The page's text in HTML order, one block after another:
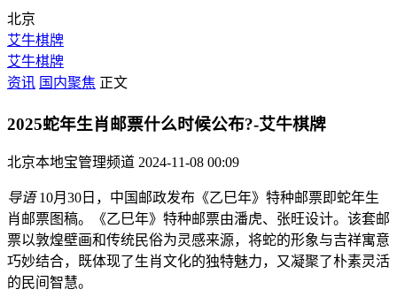
北京
艾牛棋牌
艾牛棋牌
资讯 国内聚焦 正文
2025蛇年生肖邮票什么时候公布?-艾牛棋牌
北京本地宝管理频道 2024-11-08 00:09
导语10月30日，中国邮政发布《乙巳年》特种邮票即蛇年生
肖邮票图稿。《乙巳年》特种邮票由潘虎、张旺设计。该套邮
票以敦煌壁画和传统民俗为灵感来源，将蛇的形象与吉祥寓意
巧妙结合，既体现了生肖文化的独特魅力，又凝聚了朴素灵活
的民间智慧。